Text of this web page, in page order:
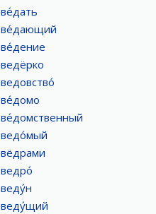
ве́дать
ве́дающий
ве́дение
ведёрко
ведовство́
ве́домо
ве́домственный
ведо́мый
вёдрами
ведро́
веду́н
веду́щий